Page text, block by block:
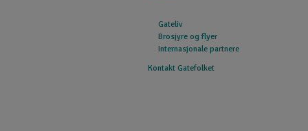
Gateliv
Brosjyre og flyer
Internasjonale partnere
Kontakt Gatefolket